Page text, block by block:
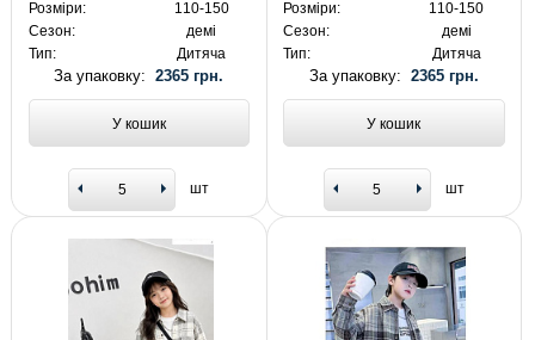
Розміри:
110-150
Сезон:
демі
Тип:
Дитяча
За упаковку:2365 грн.
У кошик
шт
Розміри:
110-150
Сезон:
демі
Тип:
Дитяча
За упаковку: 2365 грн.
У кошик
шт